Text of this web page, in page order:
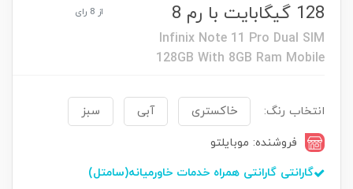
128 گیگابایت با رم 8
Infinix Note 11 Pro Dual SIM
128GB With 8GB Ram Mobile
از 8 رای
انتخاب رنگ: خاکستری آبی
سبز
فروشنده: موبایلتو
گارانتی گارانتی همراه خدمات خاورمیانه(سامتل)